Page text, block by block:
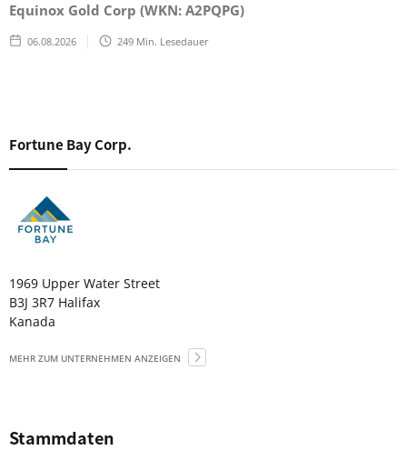
Equinox Gold Corp (WKN: A2PQPG)
06.08.2026 249 Min. Lesedauer
Fortune Bay Corp.
1969 Upper Water Street
B3J 3R7 Halifax
Kanada
MEHR ZUM UNTERNEHMEN ANZEIGEN
Stammdaten